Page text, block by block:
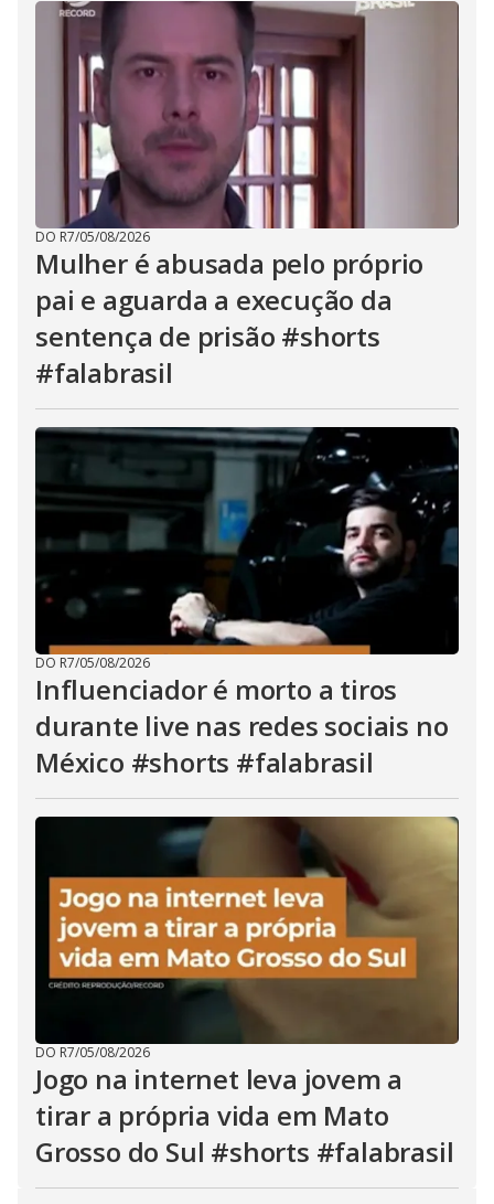
DO R7/05/08/2026
Mulher é abusada pelo próprio
pai e aguarda a execução da
sentença de prisão #shorts
#falabrasil
DO R7/05/08/2026
Influenciador é morto a tiros
durante live nas redes sociais no
México #shorts #falabrasil
DO R7/05/08/2026
Jogo na internet leva jovem a
tirar a própria vida em Mato
Grosso do Sul #shorts #falabrasil